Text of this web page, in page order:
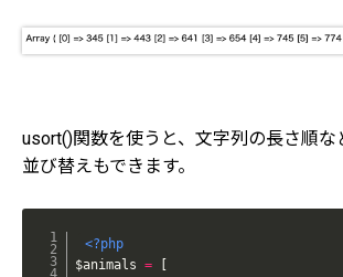
usort()関数を使うと、文字列の長さ順な
並び替えもできます。
<?php
$animals =